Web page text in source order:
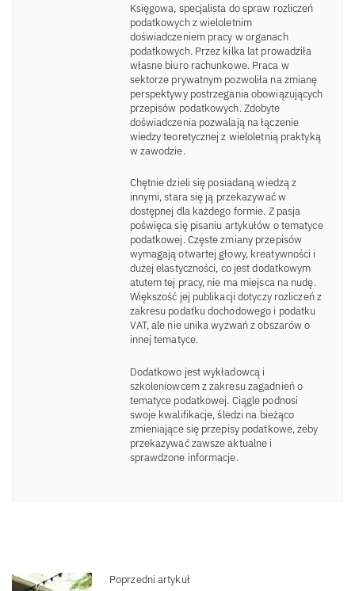
Księgowa, specjalista do spraw rozliczeń
podatkowych z wieloletnim
doświadczeniem pracy w organach
podatkowych. Przez kilka lat prowadziła
własne biuro rachunkowe. Praca w
sektorze prywatnym pozwoliła na zmianę
perspektywy postrzegania obowiązujących
przepisów podatkowych. Zdobyte
doświadczenia pozwalają na łączenie
wiedzy teoretycznej z wieloletnią praktyką
w zawodzie.
Chętnie dzieli się posiadaną wiedzą z
innymi, stara się ją przekazywać w
dostępnej dla każdego formie. Z pasja
poświęca się pisaniu artykułów o tematyce
podatkowej. Częste zmiany przepisów
wymagają otwartej głowy, kreatywności i
dużej elastyczności, co jest dodatkowym
atutem tej pracy, nie ma miejsca na nudę.
Większość jej publikacji dotyczy rozliczeń z
zakresu podatku dochodowego i podatku
VAT, ale nie unika wyzwań z obszarów o
innej tematyce.
Dodatkowo jest wykładowcą i
szkoleniowcem z zakresu zagadnień o
tematyce podatkowej. Ciągle podnosi
swoje kwalifikacje, śledzi na bieżąco
zmieniające się przepisy podatkowe, żeby
przekazywać zawsze aktualne i
sprawdzone informacje.
Poprzedni artykuł